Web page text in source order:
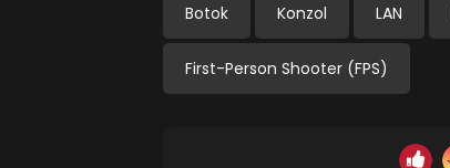
Botok Konzol LAN
First-Person Shooter (FPS)